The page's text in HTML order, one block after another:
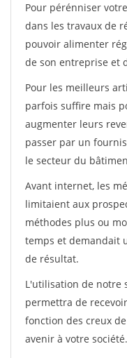
Pour pérénniser
dans les travaux de
pouvoir alimenter
de son entreprise et
Pour les meilleurs
parfois suffire mais
augmenter leurs
passer par un
le secteur du
Avant internet, les
limitaient aux
méthodes plus ou
temps et demandait
de résultat.
L'utilisation de notre
permettra de
fonction des creux
avenir à votre société.